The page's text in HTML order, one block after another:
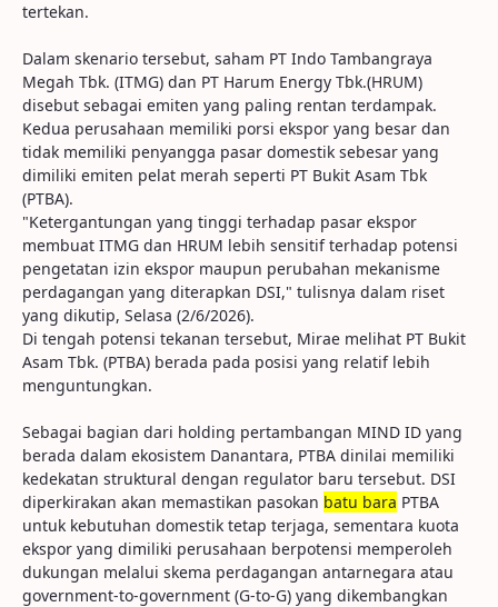
tertekan.
Dalam skenario tersebut, saham PT Indo Tambangraya
Megah Tbk. (ITMG) dan PT Harum Energy Tbk.(HRUM)
disebut sebagai emiten yang paling rentan terdampak.
Kedua perusahaan memiliki porsi ekspor yang besar dan
tidak memiliki penyangga pasar domestik sebesar yang
dimiliki emiten pelat merah seperti PT Bukit Asam Tbk
(PTBA).
"Ketergantungan yang tinggi terhadap pasar ekspor
membuat ITMG dan HRUM lebih sensitif terhadap potensi
pengetatan izin ekspor maupun perubahan mekanisme
perdagangan yang diterapkan DSI," tulisnya dalam riset
yang dikutip, Selasa (2/6/2026).
Di tengah potensi tekanan tersebut, Mirae melihat PT Bukit
Asam Tbk. (PTBA) berada pada posisi yang relatif lebih
menguntungkan.
Sebagai bagian dari holding pertambangan MIND ID yang
berada dalam ekosistem Danantara, PTBA dinilai memiliki
kedekatan struktural dengan regulator baru tersebut. DSI
diperkirakan akan memastikan pasokan batu bara PTBA
untuk kebutuhan domestik tetap terjaga, sementara kuota
ekspor yang dimiliki perusahaan berpotensi memperoleh
dukungan melalui skema perdagangan antarnegara atau
government-to-government (G-to-G) yang dikembangkan